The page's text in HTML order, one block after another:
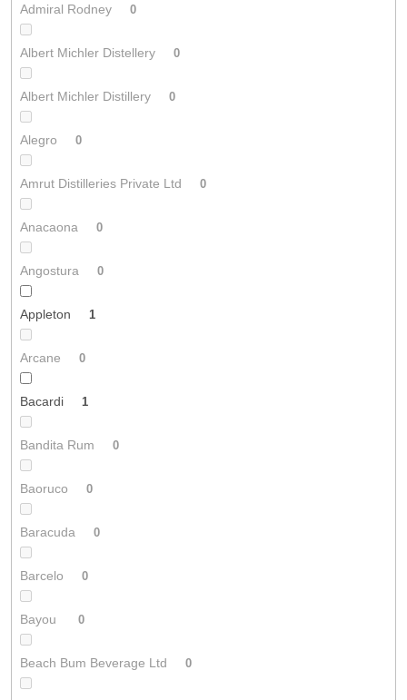
Admiral Rodney 0
Albert Michler Distellery 0
Albert Michler Distillery 0
Alegro 0
Amrut Distilleries Private Ltd 0
Anacaona 0
Angostura 0
Appleton 1
Arcane 0
Bacardi 1
Bandita Rum 0
Baoruco 0
Baracuda 0
Barcelo 0
Bayou 0
Beach Bum Beverage Ltd 0